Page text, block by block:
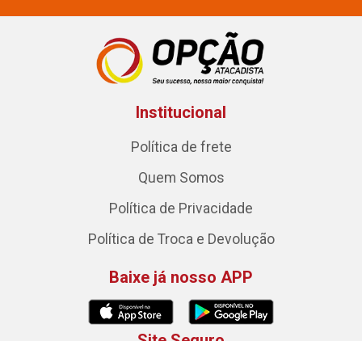
Institucional
Política de frete
Quem Somos
Política de Privacidade
Política de Troca e Devolução
Baixe já nosso APP